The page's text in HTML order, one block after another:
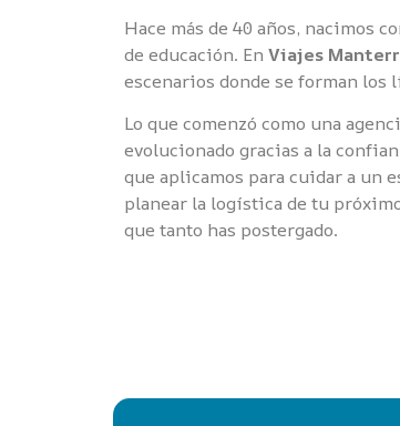
Hace más de 40 años, nacimos
de educación. EnViajes
escenarios donde se forman los
Lo que comenzó como una
evolucionado gracias a la
que aplicamos para cuidar a un
planear la logística de tu
que tanto has postergado.